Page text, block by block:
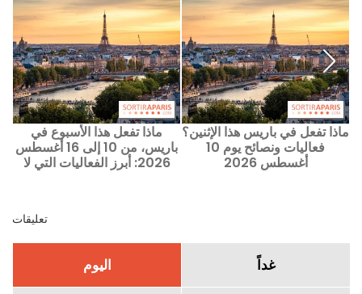
ماذا تفعل هذا الأسبوع في
باريس، من 10 إلى 16 أغسطس
2026: أبرز الفعاليات التي لا
ماذا تفعل في باريس هذا الإثنين؟
فعاليات ونصائح يوم 10
أغسطس 2026
تعليقات
اليوم غداً